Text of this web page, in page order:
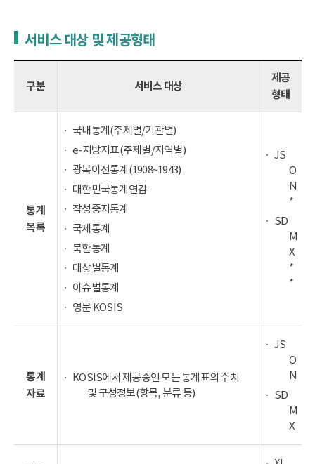
서비스 대상 및 제공형태
구분 서비스 대상
제공
형태
통계
목록
국내통계(주제별/기관별)
e-지방지표(주제별/지역별)
광복이전통계(1908~1943)
대한민국통계연감
작성중지통계
국제통계
북한통계
대상별통계
이슈별통계
영문 KOSIS
JS
O
N
*
SD
M
X
*
*
통계
자료
KOSIS에서 제공중인 모든 통계표의 수치
및 구성정보(항목, 분류 등)
JS
O
N
SD
M
X